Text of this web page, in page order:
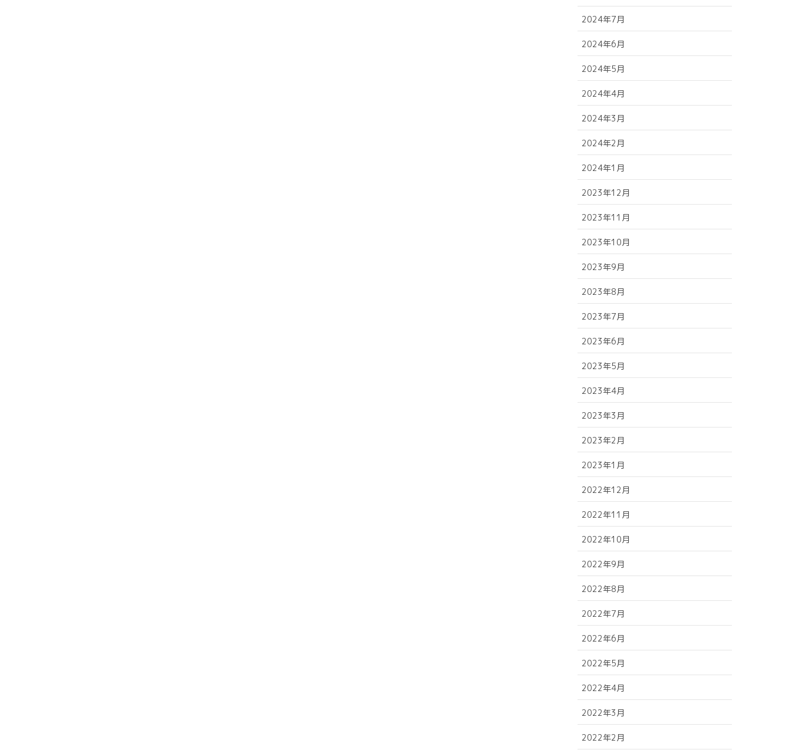
2024年7月
2024年6月
2024年5月
2024年4月
2024年3月
2024年2月
2024年1月
2023年12月
2023年11月
2023年10月
2023年9月
2023年8月
2023年7月
2023年6月
2023年5月
2023年4月
2023年3月
2023年2月
2023年1月
2022年12月
2022年11月
2022年10月
2022年9月
2022年8月
2022年7月
2022年6月
2022年5月
2022年4月
2022年3月
2022年2月